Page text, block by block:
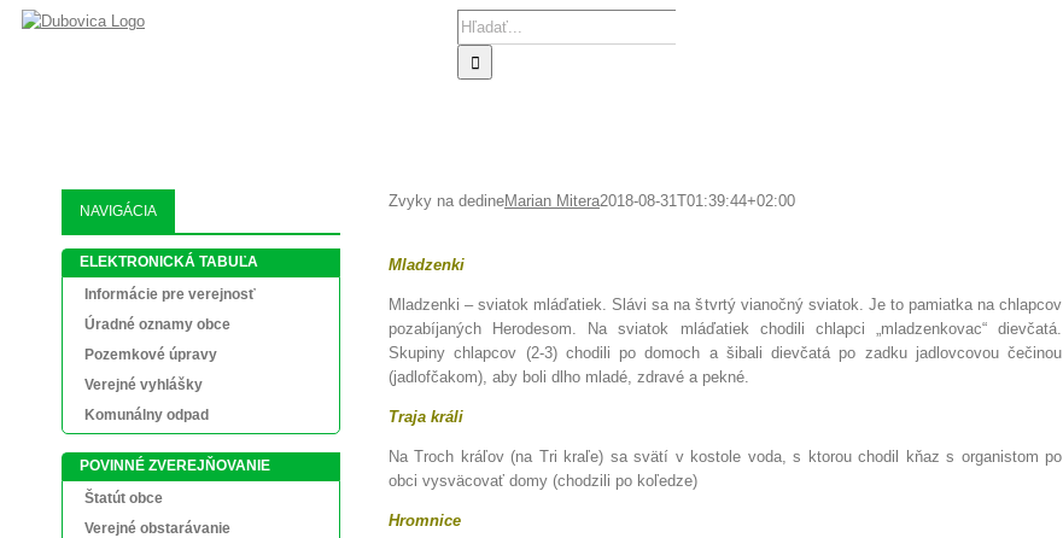
Skip
Search
for:
Zvyky na dedineMarian Mitera2018-08-31T01:39:44+02:00
Mladzenki
Mladzenki – sviatok mláďatiek. Slávi sa na štvrtý vianočný sviatok. Je to pamiatka na chlapcov
pozabíjaných Herodesom. Na sviatok mláďatiek chodili chlapci „mladzenkovac“ dievčatá.
Skupiny chlapcov (2-3) chodili po domoch a šibali dievčatá po zadku jadlovcovou čečinou
(jadlofčakom), aby boli dlho mladé, zdravé a pekné.
Traja králi
Na Troch kráľov (na Tri kraľe) sa svätí v kostole voda, s ktorou chodil kňaz s organistom po
obci vysväcovať domy (chodzili po koľedze)
Hromnice
NAVIGÁCIA
ELEKTRONICKÁ TABUĽA
Informácie pre verejnosť
Úradné oznamy obce
Pozemkové úpravy
Verejné vyhlášky
Komunálny odpad
POVINNÉ ZVEREJŇOVANIE
Štatút obce
Verejné obstarávanie